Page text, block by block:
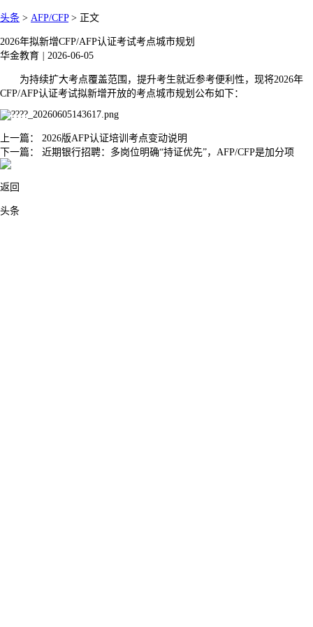
头条 > AFP/CFP> 正文
2026年拟新增CFP/AFP认证考试考点城市规划
华金教育
2026-06-05
为持续扩大考点覆盖范围，提升考生就近参考便利性，现将2026年
CFP/AFP认证考试拟新增开放的考点城市规划公布如下：
上一篇： 2026版AFP认证培训考点变动说明
下一篇： 近期银行招聘：多岗位明确“持证优先”，AFP/CFP是加分项
返回
头条